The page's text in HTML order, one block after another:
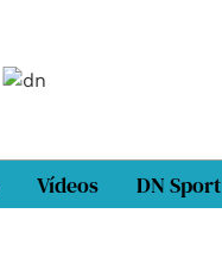
Vídeos DN Sport